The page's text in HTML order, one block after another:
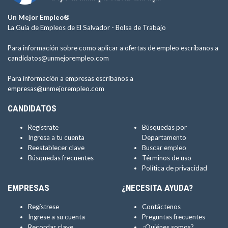
Un Mejor Empleo®
La Guía de Empleos de El Salvador - Bolsa de Trabajo
Para información sobre como aplicar a ofertas de empleo escríbanos a
candidatos@unmejorempleo.com
Para información a empresas escríbanos a
empresas@unmejorempleo.com
CANDIDATOS
Regístrate
Ingresa a tu cuenta
Reestablecer clave
Búsquedas frecuentes
Búsquedas por
Departamento
Buscar empleo
Términos de uso
Política de privacidad
EMPRESAS
Regístrese
Ingrese a su cuenta
¿NECESITA AYUDA?
Contáctenos
Preguntas frecuentes